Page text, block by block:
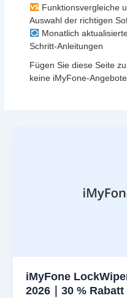
Funktionsvergleiche
Auswahl der richtigen
Monatlich
Schritt-Anleitungen
Fügen Sie diese Seite
keine iMyFone-
iMyFone
2026｜30 %